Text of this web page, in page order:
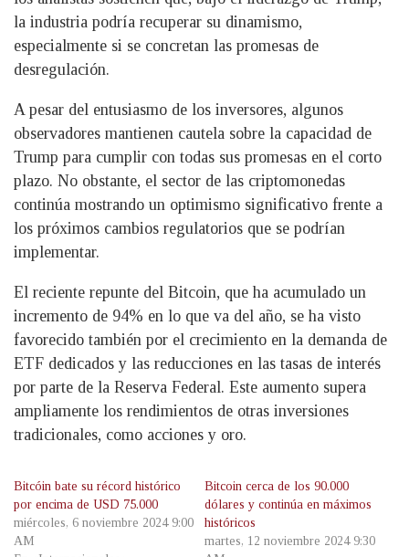
la industria podría recuperar su dinamismo,
especialmente si se concretan las promesas de
desregulación.
A pesar del entusiasmo de los inversores, algunos
observadores mantienen cautela sobre la capacidad de
Trump para cumplir con todas sus promesas en el corto
plazo. No obstante, el sector de las criptomonedas
continúa mostrando un optimismo significativo frente a
los próximos cambios regulatorios que se podrían
implementar.
El reciente repunte del Bitcoin, que ha acumulado un
incremento de 94% en lo que va del año, se ha visto
favorecido también por el crecimiento en la demanda de
ETF dedicados y las reducciones en las tasas de interés
por parte de la Reserva Federal. Este aumento supera
ampliamente los rendimientos de otras inversiones
tradicionales, como acciones y oro.
Bitcóin bate su récord histórico
por encima de USD 75.000
miércoles, 6 noviembre 2024 9:00
AM
Bitcoin cerca de los 90.000
dólares y continúa en máximos
históricos
martes, 12 noviembre 2024 9:30